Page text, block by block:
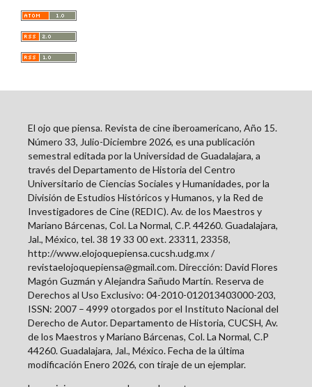
El ojo que piensa. Revista de cine iberoamericano, Año 15.
Número 33, Julio-Diciembre 2026, es una publicación
semestral editada por la Universidad de Guadalajara, a
través del Departamento de Historia del Centro
Universitario de Ciencias Sociales y Humanidades, por la
División de Estudios Históricos y Humanos, y la Red de
Investigadores de Cine (REDIC). Av. de los Maestros y
Mariano Bárcenas, Col. La Normal, C.P. 44260. Guadalajara,
Jal., México, tel. 38 19 33 00 ext. 23311, 23358,
http://www.elojoquepiensa.cucsh.udg.mx /
revistaelojoquepiensa@gmail.com. Dirección: David Flores
Magón Guzmán y Alejandra Sañudo Martín. Reserva de
Derechos al Uso Exclusivo: 04-2010-012013403000-203,
ISSN: 2007 – 4999 otorgados por el Instituto Nacional del
Derecho de Autor. Departamento de Historia, CUCSH, Av.
de los Maestros y Mariano Bárcenas, Col. La Normal, C.P
44260. Guadalajara, Jal., México. Fecha de la última
modificación Enero 2026, con tiraje de un ejemplar.